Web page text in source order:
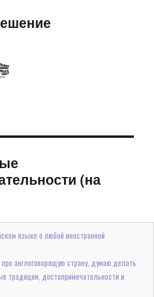
(на
языке о любой иностранной
англоговорящую страну, думаю делать
традиции, достопримечательности и